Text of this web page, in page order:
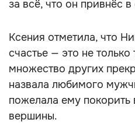
за всё, что он привнёс
Ксения отметила, что
счастье — это не
множество других
назвала любимого
пожелала ему
вершины.